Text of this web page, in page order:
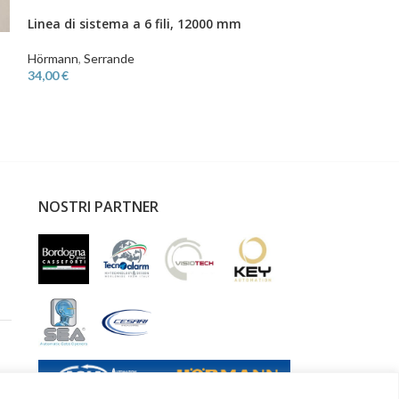
Linea di sistema a 6 fili, 12000 mm
Hörmann, Serrande
34,00€
NOSTRI PARTNER